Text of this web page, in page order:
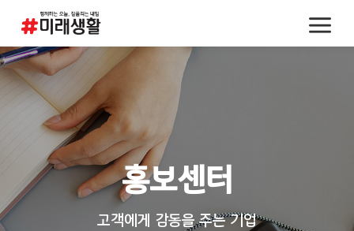
홍보센터
고객에게 감동을 주는 기업